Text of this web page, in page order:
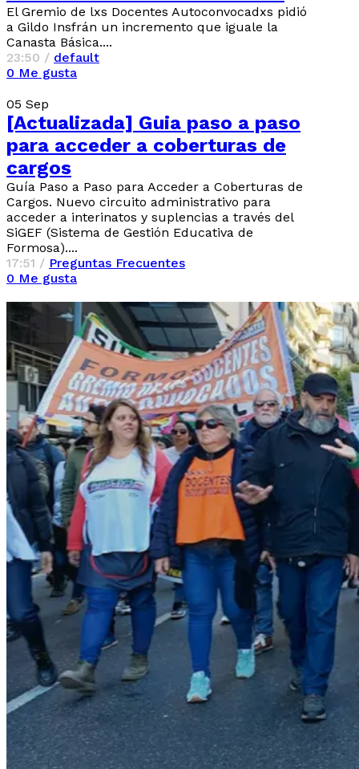
El Gremio de lxs Docentes Autoconvocadxs pidió
a Gildo Insfrán un incremento que iguale la
Canasta Básica....
23:50 / default
0 Me gusta
05 Sep
[Actualizada] Guia paso a paso
para acceder a coberturas de
cargos
Guía Paso a Paso para Acceder a Coberturas de
Cargos. Nuevo circuito administrativo para
acceder a interinatos y suplencias a través del
SiGEF (Sistema de Gestión Educativa de
Formosa)....
17:51 / Preguntas Frecuentes
0 Me gusta